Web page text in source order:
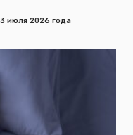
июля 2026 года